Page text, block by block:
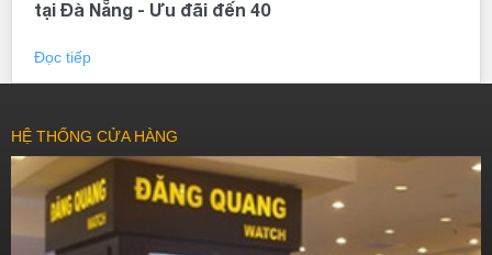
tại Đà Nẵng - Ưu đãi đến 40
Đọc tiếp
HỆ THỐNG CỬA HÀNG